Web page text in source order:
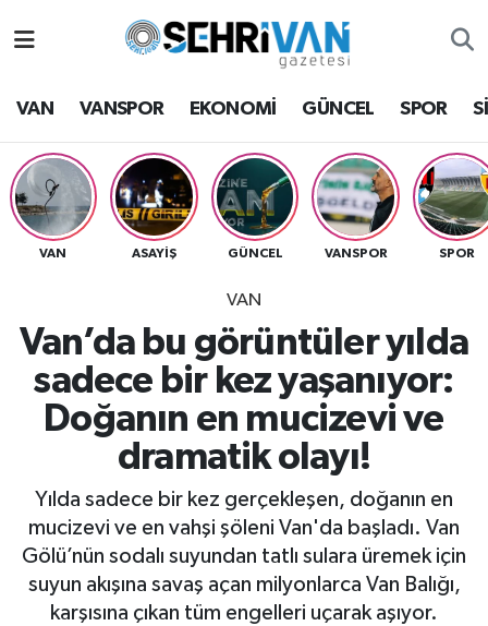
VAN VANSPOR EKONOMİ GÜNCEL SPOR
VAN ASAYİŞ GÜNCEL VANSPOR SPOR
VAN
Van’da bu görüntüler yılda
sadece bir kez yaşanıyor:
Doğanın en mucizevi ve
dramatik olayı!
Yılda sadece bir kez gerçekleşen, doğanın en
mucizevi ve en vahşi şöleni Van'da başladı. Van
Gölü’nün sodalı suyundan tatlı sulara üremek için
suyun akışına savaş açan milyonlarca Van Balığı,
karşısına çıkan tüm engelleri uçarak aşıyor.
Van Hava Durumu
VAN Namaz Vakitleri
Van Trafik Yoğunluk Haritası
Süper Lig Puan Durumu ve Fikstür
Tüm Manşetler
Son Dakika Haberleri
Haber Arşivi